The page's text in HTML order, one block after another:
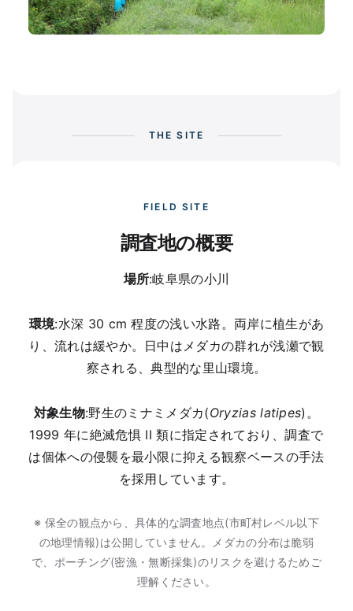
THE SITE
FIELD SITE
調査地の概要
場所:岐阜県の小川
環境:水深 30 cm 程度の浅い水路。両岸に植生があ
り、流れは緩やか。日中はメダカの群れが浅瀬で観
察される、典型的な里山環境。
対象生物:野生のミナミメダカ(Oryzias latipes)。
1999 年に絶滅危惧 II 類に指定されており、調査で
は個体への侵襲を最小限に抑える観察ベースの手法
を採用しています。
※ 保全の観点から、具体的な調査地点(市町村レベル以下
の地理情報)は公開していません。メダカの分布は脆弱
で、ポーチング(密漁・無断採集)のリスクを避けるためご
理解ください。